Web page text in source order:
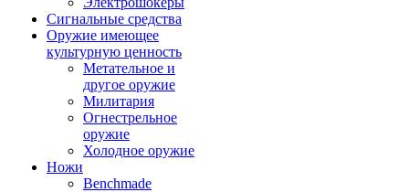
Сигнальные средства
Оружие имеющее
культурную ценность
Метательное и
другое оружие
Милитария
Огнестрельное
оружие
Холодное оружие
Ножи
Benchmade